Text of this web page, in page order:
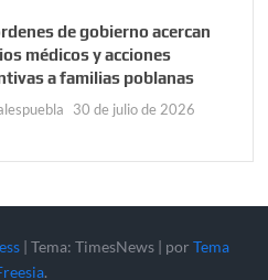
de gobierno acercan
médicos y acciones
a familias poblanas
30 de julio de 2026
| Tema: TimesNews | por Tema
.